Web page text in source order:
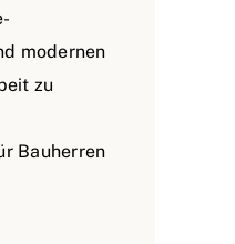
modernen
zu
Bauherren